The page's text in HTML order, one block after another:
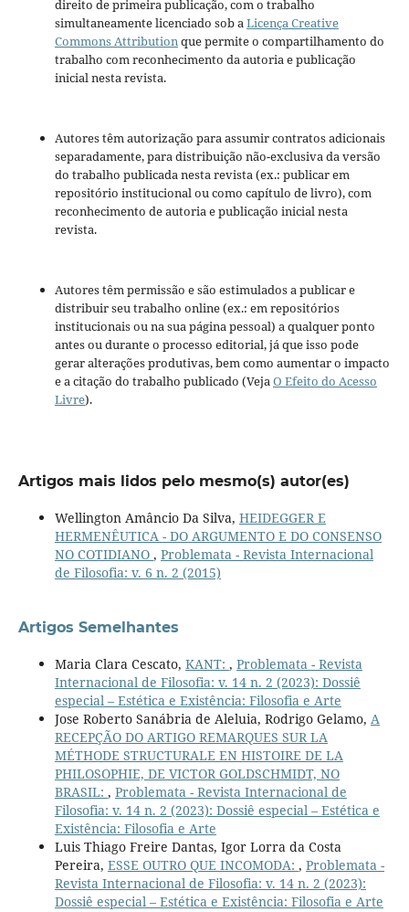
direito de primeira publicação, com o trabalho
simultaneamente licenciado sob a Licença Creative
Commons Attribution que permite o compartilhamento do
trabalho com reconhecimento da autoria e publicação
inicial nesta revista.
Autores têm autorização para assumir contratos adicionais
separadamente, para distribuição não-exclusiva da versão
do trabalho publicada nesta revista (ex.: publicar em
repositório institucional ou como capítulo de livro), com
reconhecimento de autoria e publicação inicial nesta
revista.
Autores têm permissão e são estimulados a publicar e
distribuir seu trabalho online (ex.: em repositórios
institucionais ou na sua página pessoal) a qualquer ponto
antes ou durante o processo editorial, já que isso pode
gerar alterações produtivas, bem como aumentar o impacto
e a citação do trabalho publicado (VejaO Efeito do Acesso
Livre).
Artigos mais lidos pelo mesmo(s) autor(es)
Wellington Amâncio Da Silva, HEIDEGGER E
HERMENÊUTICA - DO ARGUMENTO E DO CONSENSO
NO COTIDIANO , Problemata - Revista Internacional
de Filosofia: v. 6 n. 2 (2015)
Artigos Semelhantes
Maria Clara Cescato, KANT: , Problemata - Revista
Internacional de Filosofia: v. 14 n. 2 (2023): Dossiê
especial – Estética e Existência: Filosofia e Arte
Jose Roberto Sanábria de Aleluia, Rodrigo Gelamo, A
RECEPÇÃO DO ARTIGO REMARQUES SUR LA
MÉTHODE STRUCTURALE EN HISTOIRE DE LA
PHILOSOPHIE, DE VICTOR GOLDSCHMIDT, NO
BRASIL: , Problemata - Revista Internacional de
Filosofia: v. 14 n. 2 (2023): Dossiê especial – Estética e
Existência: Filosofia e Arte
Luis Thiago Freire Dantas, Igor Lorra da Costa
Pereira, ESSE OUTRO QUE INCOMODA: , Problemata -
Revista Internacional de Filosofia: v. 14 n. 2 (2023):
Dossiê especial – Estética e Existência: Filosofia e Arte